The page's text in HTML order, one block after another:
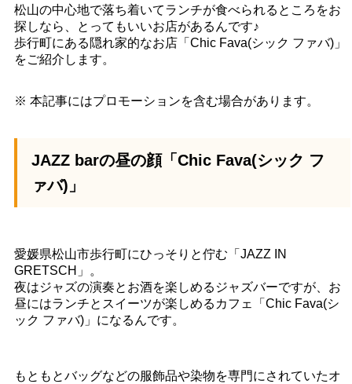
松山の中心地で落ち着いてランチが食べられるところをお
探しなら、とってもいいお店があるんです♪
歩行町にある隠れ家的なお店「Chic Fava(シック ファバ)」
をご紹介します。
※ 本記事にはプロモーションを含む場合があります。
JAZZ barの昼の顔「Chic Fava(シック フ
ァバ)」
愛媛県松山市歩行町にひっそりと佇む「JAZZ IN
GRETSCH」。
夜はジャズの演奏とお酒を楽しめるジャズバーですが、お
昼にはランチとスイーツが楽しめるカフェ「Chic Fava(シ
ック ファバ)」になるんです。
もともとバッグなどの服飾品や染物を専門にされていたオ